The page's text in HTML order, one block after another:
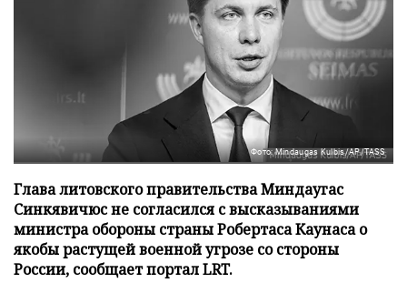
Фото: Mindaugas Kulbis/AP/TASS
Глава литовского правительства Миндаугас
Синкявичюс не согласился с высказываниями
министра обороны страны Робертаса Каунаса о
якобы растущей военной угрозе со стороны
России, сообщает портал LRT.